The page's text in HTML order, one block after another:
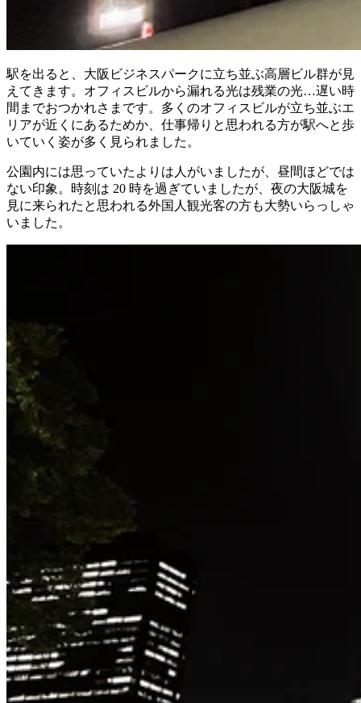
駅を出ると、大阪ビジネスパークに立ち並ぶ高層ビル群が見
えてきます。オフィスビルから漏れる光は残業の光…遅い時
間までおつかれさまです。多くのオフィスビルが立ち並ぶエ
リアが近くにあるためか、仕事帰りと思われる方が駅へと歩
いていく姿が多く見られました。
公園内には思っていたよりは人がいましたが、昼間ほどでは
ない印象。時刻は 20 時を過ぎていましたが、夜の大阪城を
見に来られたと思われる外国人観光客の方も大勢いらっしゃ
いました。